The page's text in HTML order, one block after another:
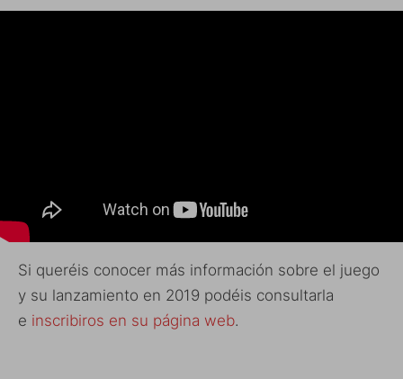
Si queréis conocer más información sobre el juego
y su lanzamiento en 2019 podéis consultarla
e inscribiros en su página web.